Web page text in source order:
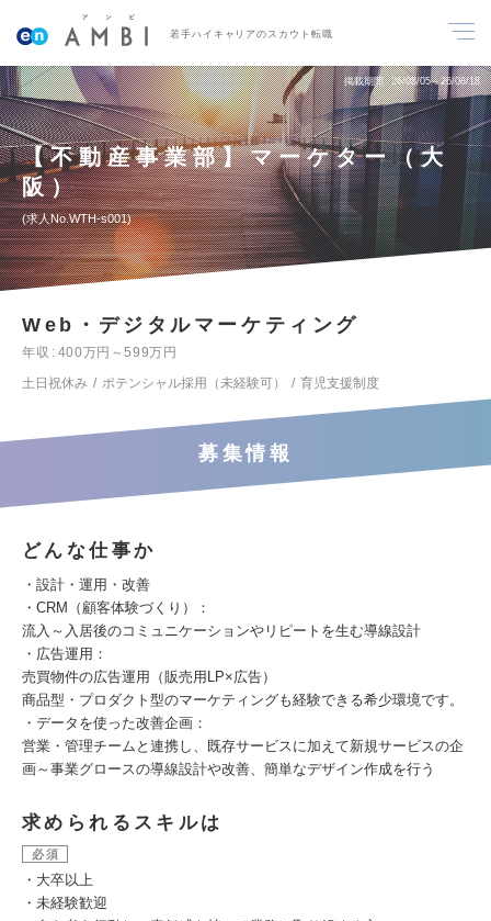
若手ハイキャリアのスカウト転職
掲載期間 26/08/05～26/08/18
【不動産事業部】マーケター（大
阪）
求人No.WTH-s001
Web・デジタルマーケティング
年収
400万円～599万円
土日祝休み
ポテンシャル採用（未経験可） 育児支援制度
募集情報
どんな仕事か
・設計・運用・改善
・CRM（顧客体験づくり）：
流入～入居後のコミュニケーションやリピートを生む導線設計
・広告運用：
売買物件の広告運用（販売用LP×広告）
商品型・プロダクト型のマーケティングも経験できる希少環境です。
・データを使った改善企画：
営業・管理チームと連携し、既存サービスに加えて新規サービスの企
画～事業グロースの導線設計や改善、簡単なデザイン作成を行う
求められるスキルは
必須
・大卒以上
・未経験歓迎